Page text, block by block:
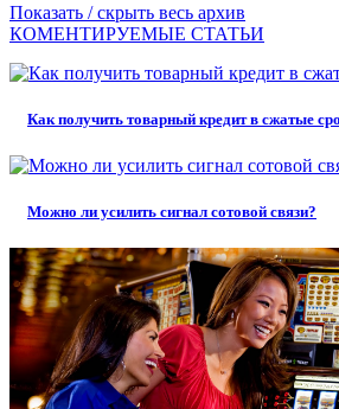
Показать / скрыть весь архив
КОМЕНТИРУЕМЫЕ СТАТЬИ
Как получить товарный кредит в сжатые
Можно ли усилить сигнал сотовой связи?